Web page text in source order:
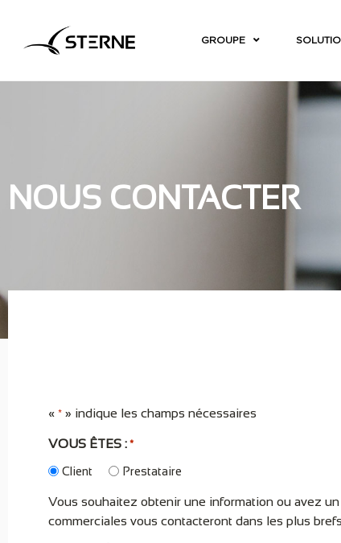
GROUPE
NOUS CONTACTER
« * » indique les champs nécessaires
VOUS ÊTES : *
Client Prestataire
Vous souhaitez obtenir une information ou avez
commerciales vous contacteront dans les plus